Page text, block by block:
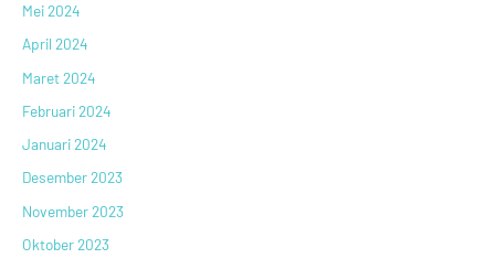
Mei 2024
April 2024
Maret 2024
Februari 2024
Januari 2024
Desember 2023
November 2023
Oktober 2023